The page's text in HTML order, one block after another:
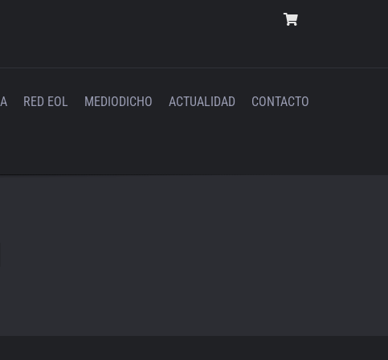
RED EOL MEDIODICHO ACTUALIDAD CONTACTO